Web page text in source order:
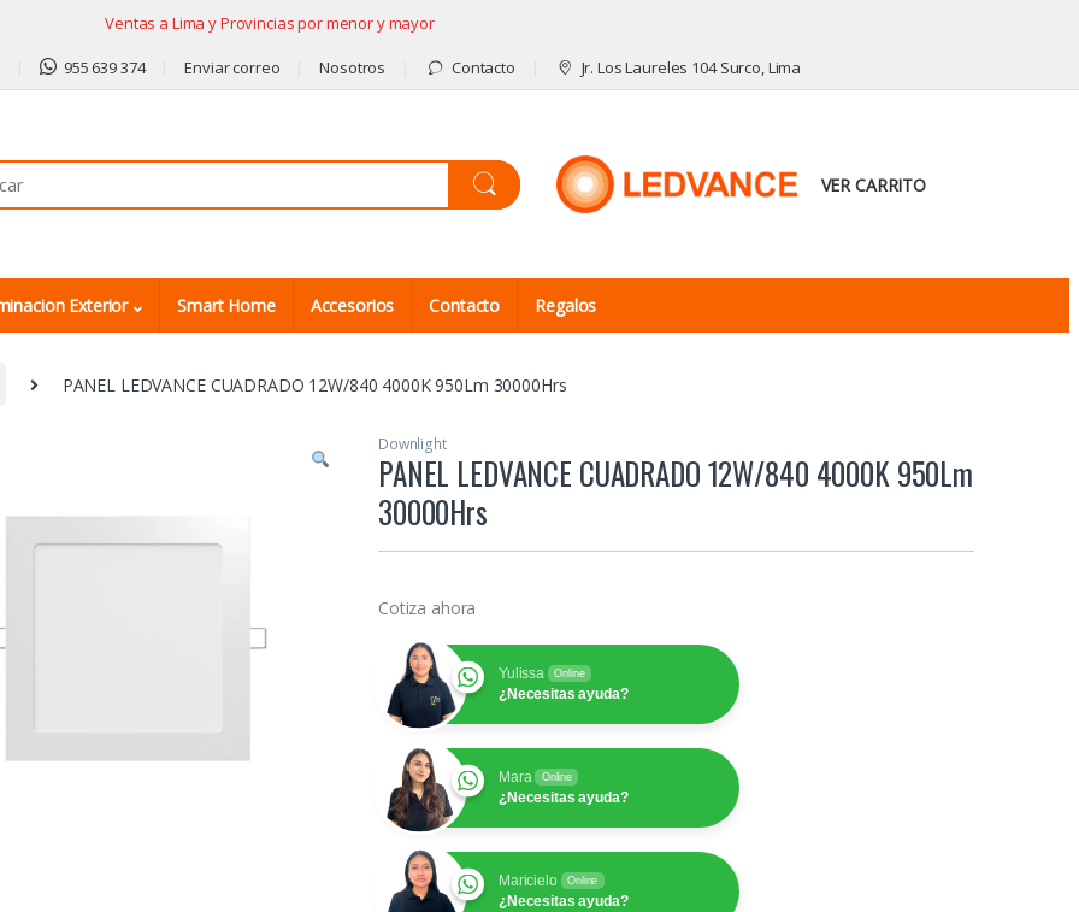
Ventas a Lima y Provincias por menor y mayor
955 639 374 Enviar correo Nosotros Contacto Jr. Los Laureles 104 Surco, Lima
VER CARRITO
Exterior Smart Home Accesorios Contacto Regalos
PANEL LEDVANCE CUADRADO 12W/840 4000K 950Lm 30000Hrs
Downlight
PANEL LEDVANCE CUADRADO 12W/840 4000K 950Lm
30000Hrs
Cotiza ahora
Yulissa Online
¿Necesitas ayuda?
Mara Online
¿Necesitas ayuda?
Maricielo Online
¿Necesitas ayuda?